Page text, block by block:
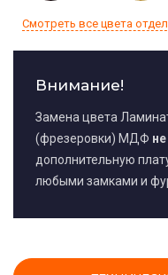
Смотреть все цвета
Внимание!
Замена цвета
(фрезеровки) МДФ
дополнительную
любыми замками и